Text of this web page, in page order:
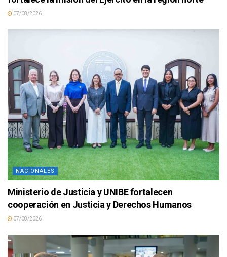
07/08/2026
NACIONALES
Ministerio de Justicia y UNIBE fortalecen
cooperación en Justicia y Derechos Humanos
07/08/2026